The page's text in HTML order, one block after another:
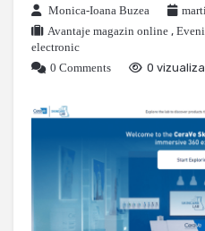
Monica-Ioana Buzea
Avantaje magazin online ,
electronic
0 Comments
0